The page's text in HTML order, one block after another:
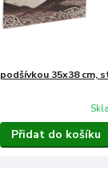
35x38 cm,
Přidat do košíku